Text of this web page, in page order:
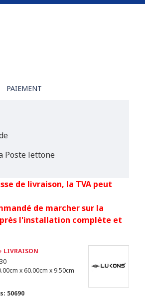
PAIEMENT
Poste lettone
de livraison, la TVA peut
de marcher sur la
l'installation complète et
LIVRAISON
x 60.00cm x 9.50cm
50690